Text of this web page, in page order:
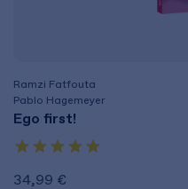
Ramzi Fatfouta
Pablo Hagemeyer
Ego first!
34,99 €